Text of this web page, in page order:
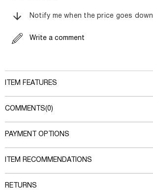
Notify me when the price goes down
Write a comment
ITEM FEATURES
COMMENTS(0)
PAYMENT OPTIONS
ITEM RECOMMENDATIONS
RETURNS